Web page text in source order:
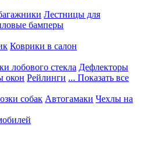
Лестницы для
бамперы
Коврики в салон
лобового стекла Дефлекторы
окон Рейлинги ... Показать все
собак Автогамаки Чехлы на